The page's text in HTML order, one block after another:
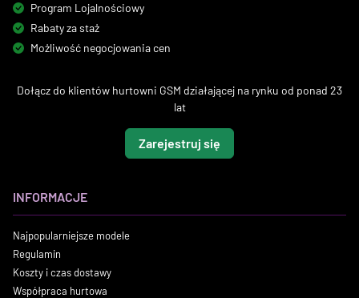
Program Lojalnościowy
Rabaty za staż
Możliwość negocjowania cen
Dołącz do klientów hurtowni GSM działającej na rynku od ponad 23
lat
Zarejestruj się
INFORMACJE
Najpopularniejsze modele
Regulamin
Koszty i czas dostawy
Współpraca hurtowa